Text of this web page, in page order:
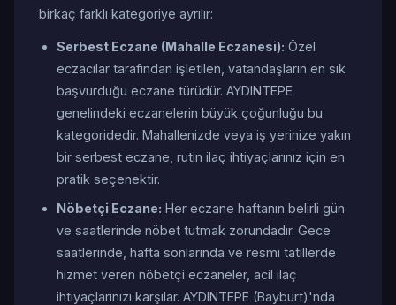
birkaç farklı kategoriye ayrılır:
Serbest Eczane (Mahalle Eczanesi): Özel
eczacılar tarafından işletilen, vatandaşların en sık
başvurduğu eczane türüdür. AYDINTEPE
genelindeki eczanelerin büyük çoğunluğu bu
kategoridedir. Mahallenizde veya iş yerinize yakın
bir serbest eczane, rutin ilaç ihtiyaçlarınız için en
pratik seçenektir.
Nöbetçi Eczane: Her eczane haftanın belirli gün
ve saatlerinde nöbet tutmak zorundadır. Gece
saatlerinde, hafta sonlarında ve resmi tatillerde
hizmet veren nöbetçi eczaneler, acil ilaç
ihtiyaçlarınızı karşılar. AYDINTEPE (Bayburt)'nda